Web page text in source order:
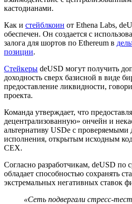
кастодианами.
Как и стейблкоин от Ethena Labs,
обеспечен. Он создается с
залога для шортов по Ethereum в
позиции.
Стейкеры deUSD могут получить
доходность сверх базисной в виде
предоставление ликвидности,
проекта.
Команда утверждает, что
децентрализованную» ончейн и
альтернативу USDe с проверяемыми
исполнения, открытым исходным
CEX.
Согласно разработчикам, deUSD по
обладает способностью сохранять
экстремальных негативных ставок
«Сеть подвергали стресс-